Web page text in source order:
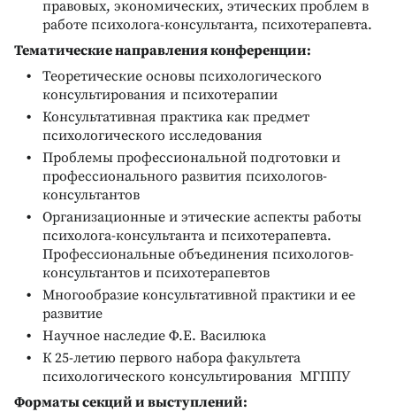
правовых, экономических, этических проблем в
работе психолога-консультанта, психотерапевта.
Тематические направления конференции:
Теоретические основы психологического
консультирования и психотерапии
Консультативная практика как предмет
психологического исследования
Проблемы профессиональной подготовки и
профессионального развития психологов-
консультантов
Организационные и этические аспекты работы
психолога-консультанта и психотерапевта.
Профессиональные объединения психологов-
консультантов и психотерапевтов
Многообразие консультативной практики и ее
развитие
Научное наследие Ф.Е. Василюка
К 25-летию первого набора факультета
психологического консультирования МГППУ
Форматы секций и выступлений: